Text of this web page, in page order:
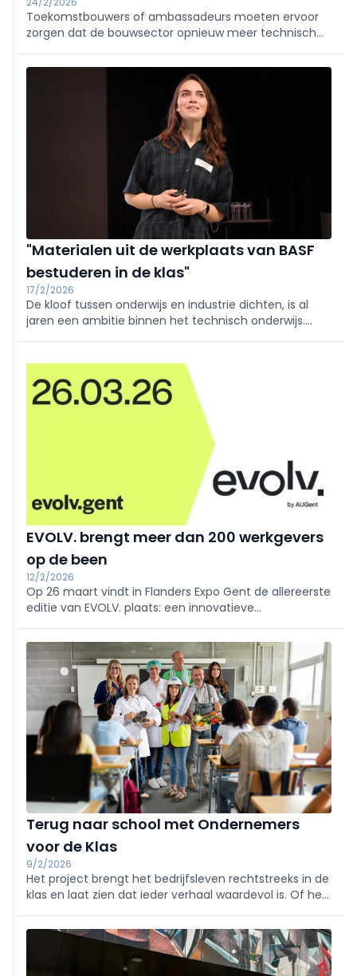
Toekomstbouwers of ambassadeurs moeten ervoor
zorgen dat de bouwsector opnieuw meer technisch
Veerle Desutter van Embuild tijdens het Symposium
Technisch Onderwijs waar ze werd bijgestaan door
gastleerkracht An Warrens.
"Materialen uit de werkplaats van BASF
bestuderen in de klas"
17/2/2026
De kloof tussen onderwijs en industrie dichten, is al
jaren een ambitie binnen het technisch onderwijs.
secundair onderwijs.
EVOLV. brengt meer dan 200 werkgevers
op de been
12/2/2026
Op 26 maart vindt in Flanders Expo Gent de allereerste
editie van EVOLV. plaats: een innovatieve
mogelijkheden tot verder studeren samenbrengt op
één centrale locatie.
Terug naar school met Ondernemers
voor de Klas
9/2/2026
Het project brengt het bedrijfsleven rechtstreeks in de
klas en laat zien dat ieder verhaal waardevol is. Of het
vakexpert, een leidinggevende, een freelancer of een
andere professional met een boeiend parcours: elk